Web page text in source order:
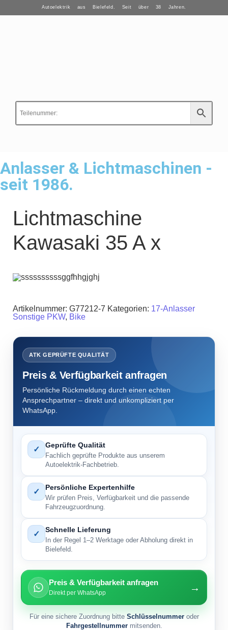
Autoelektrik aus Bielefeld. Seit über 38 Jahren.
Anlasser & Lichtmaschinen -
seit 1986.
Lichtmaschine
Kawasaki 35 A x
Artikelnummer: G77212-7 Kategorien: 17-Anlasser
Sonstige PKW, Bike
ATK GEPRÜFTE QUALITÄT
Preis & Verfügbarkeit anfragen
Persönliche Rückmeldung durch einen echten
Ansprechpartner – direkt und unkompliziert per
WhatsApp.
✓ Geprüfte Qualität
Fachlich geprüfte Produkte aus unserem
Autoelektrik-Fachbetrieb.
✓ Persönliche Expertenhilfe
Wir prüfen Preis, Verfügbarkeit und die passende
Fahrzeugzuordnung.
✓ Schnelle Lieferung
In der Regel 1–2 Werktage oder Abholung direkt in
Bielefeld.
Preis & Verfügbarkeit anfragen
Direkt per WhatsApp →
Für eine sichere Zuordnung bitte Schlüsselnummeroder
Fahrgestellnummermitsenden.